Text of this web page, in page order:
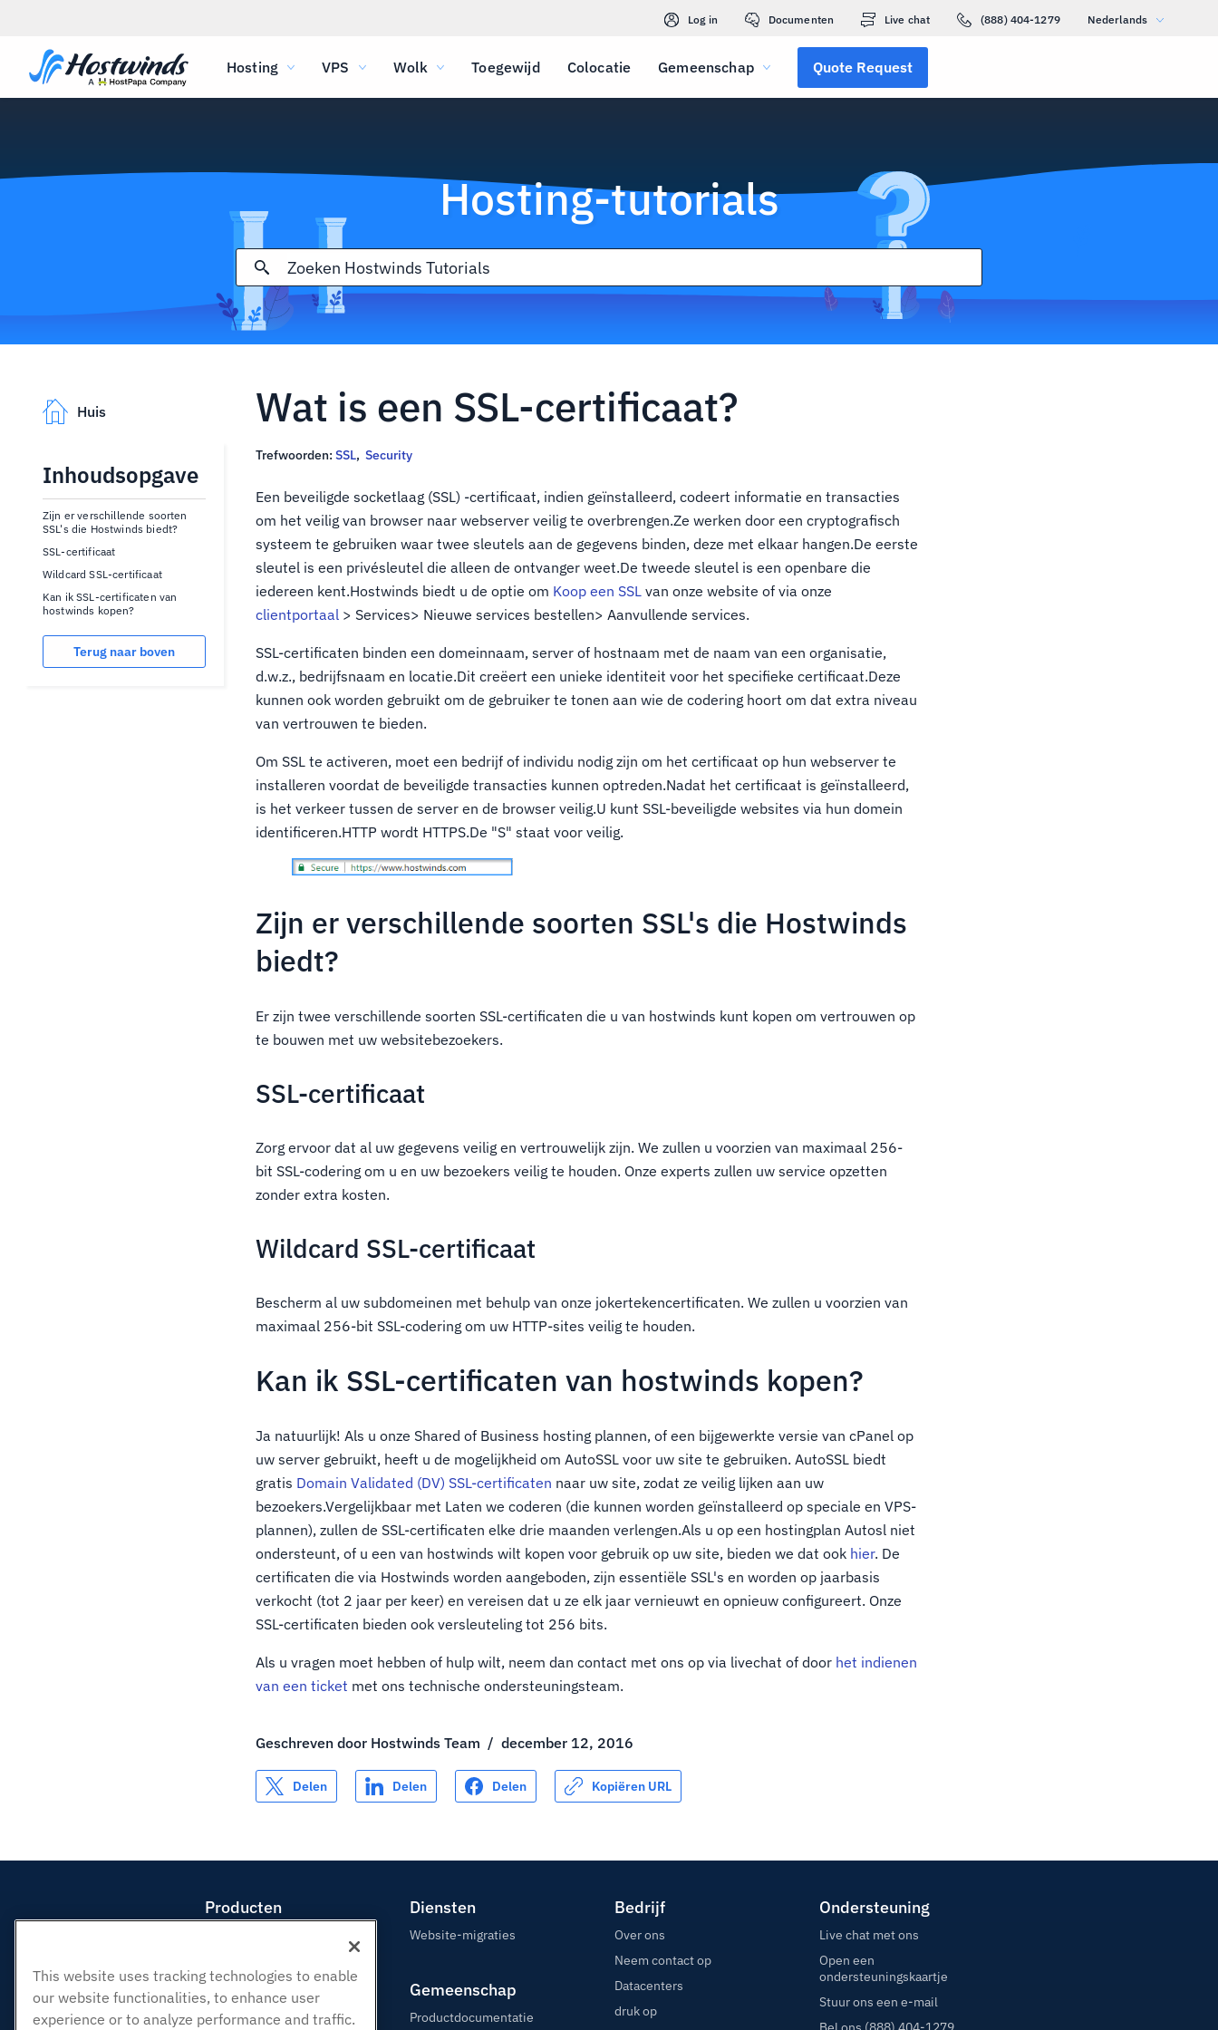
Log in Documenten Live chat (888) 404-1279 Nederlands
Hosting VPS Wolk Toegewijd Colocatie Gemeenschap Quote Request
Hosting-tutorials
Huis
Inhoudsopgave
Zijn er verschillende soorten
SSL's die Hostwinds biedt?
SSL-certificaat
Wildcard SSL-certificaat
Kan ik SSL-certificaten van
hostwinds kopen?
Terug naar boven
Wat is een SSL-certificaat?
Trefwoorden: SSL, Security
Een beveiligde socketlaag (SSL) -certificaat, indien geïnstalleerd, codeert informatie en transacties
om het veilig van browser naar webserver veilig te overbrengen.Ze werken door een cryptografisch
systeem te gebruiken waar twee sleutels aan de gegevens binden, deze met elkaar hangen.De eerste
sleutel is een privésleutel die alleen de ontvanger weet.De tweede sleutel is een openbare die
iedereen kent.Hostwinds biedt u de optie om Koop een SSL van onze website of via onze
clientportaal > Services> Nieuwe services bestellen> Aanvullende services.
SSL-certificaten binden een domeinnaam, server of hostnaam met de naam van een organisatie,
d.w.z., bedrijfsnaam en locatie.Dit creëert een unieke identiteit voor het specifieke certificaat.Deze
kunnen ook worden gebruikt om de gebruiker te tonen aan wie de codering hoort om dat extra niveau
van vertrouwen te bieden.
Om SSL te activeren, moet een bedrijf of individu nodig zijn om het certificaat op hun webserver te
installeren voordat de beveiligde transacties kunnen optreden.Nadat het certificaat is geïnstalleerd,
is het verkeer tussen de server en de browser veilig.U kunt SSL-beveiligde websites via hun domein
identificeren.HTTP wordt HTTPS.De "S" staat voor veilig.
Zijn er verschillende soorten SSL's die Hostwinds
biedt?
Er zijn twee verschillende soorten SSL-certificaten die u van hostwinds kunt kopen om vertrouwen op
te bouwen met uw websitebezoekers.
SSL-certificaat
Zorg ervoor dat al uw gegevens veilig en vertrouwelijk zijn. We zullen u voorzien van maximaal 256-
bit SSL-codering om u en uw bezoekers veilig te houden. Onze experts zullen uw service opzetten
zonder extra kosten.
Wildcard SSL-certificaat
Bescherm al uw subdomeinen met behulp van onze jokertekencertificaten. We zullen u voorzien van
maximaal 256-bit SSL-codering om uw HTTP-sites veilig te houden.
Kan ik SSL-certificaten van hostwinds kopen?
Ja natuurlijk! Als u onze Shared of Business hosting plannen, of een bijgewerkte versie van cPanel op
uw server gebruikt, heeft u de mogelijkheid om AutoSSL voor uw site te gebruiken. AutoSSL biedt
gratis Domain Validated (DV) SSL-certificaten naar uw site, zodat ze veilig lijken aan uw
bezoekers.Vergelijkbaar met Laten we coderen (die kunnen worden geïnstalleerd op speciale en VPS-
plannen), zullen de SSL-certificaten elke drie maanden verlengen.Als u op een hostingplan Autosl niet
ondersteunt, of u een van hostwinds wilt kopen voor gebruik op uw site, bieden we dat ook hier. De
certificaten die via Hostwinds worden aangeboden, zijn essentiële SSL's en worden op jaarbasis
verkocht (tot 2 jaar per keer) en vereisen dat u ze elk jaar vernieuwt en opnieuw configureert. Onze
SSL-certificaten bieden ook versleuteling tot 256 bits.
Als u vragen moet hebben of hulp wilt, neem dan contact met ons op via livechat of door het indienen
van een ticket met ons technische ondersteuningsteam.
Geschreven door Hostwinds Team /december 12, 2016
Delen Delen Delen Kopiëren URL
Producten
Hosting door wederverkopers
White Label-wederverkoper
Diensten
Website-migraties
Gemeenschap
Productdocumentatie
Bedrijf
Over ons
Neem contact op
Datacenters
druk op
Ondersteuning
Live chat met ons
Open een
ondersteuningskaartje
Stuur ons een e-mail
This website uses tracking technologies to enable
our website functionalities, to enhance user
experience or to analyze performance and traffic.